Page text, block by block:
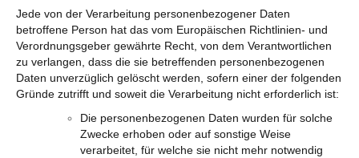
Jede von der Verarbeitung personenbezogener Daten
betroffene Person hat das vom Europäischen Richtlinien- und
Verordnungsgeber gewährte Recht, von dem Verantwortlichen
zu verlangen, dass die sie betreffenden personenbezogenen
Daten unverzüglich gelöscht werden, sofern einer der folgenden
Gründe zutrifft und soweit die Verarbeitung nicht erforderlich ist:
Die personenbezogenen Daten wurden für solche
Zwecke erhoben oder auf sonstige Weise
verarbeitet, für welche sie nicht mehr notwendig